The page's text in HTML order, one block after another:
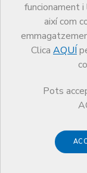
funcionament
així com
Clica AQUÍ
Pots
Notícies
Comunicació
El CCMC remet als
de posició sobre
tràmit d'una llei sobre
12 DE FEBRER DE 2020